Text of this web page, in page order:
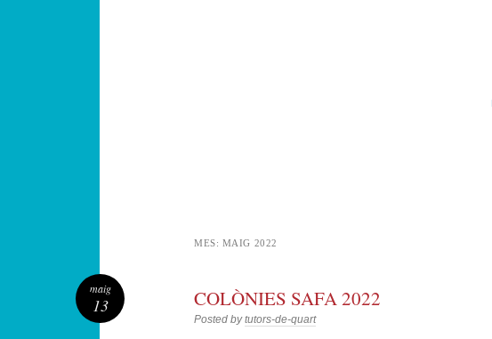
MES: MAIG 2022
COLÒNIES SAFA 2022
Posted bytutors-de-quart
maig
13